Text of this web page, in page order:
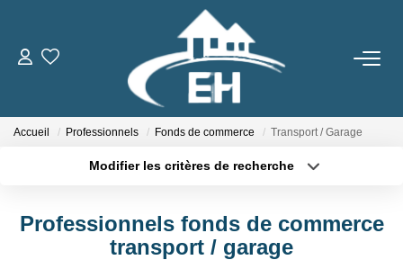
ACHETER
Gestion Locative
Accueil Professionnels Fonds de commerce Transport / Garage
Modifier les critères de recherche
Sélectionnez...
Type de bien
Surface min
Professionnels fonds de commerce
transport / garage